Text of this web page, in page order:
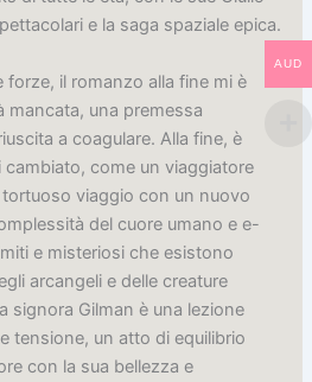
e la saga spaziale epica.
il romanzo alla fine mi è
mancata, una premessa
a coagulare. Alla fine, è
come un viaggiatore
viaggio con un nuovo
del cuore umano e e-
e misteriosi che esistono
arcangeli e delle creature
signora Gilman è una lezione
tensione, un atto di equilibrio
con la sua bellezza e
AUD